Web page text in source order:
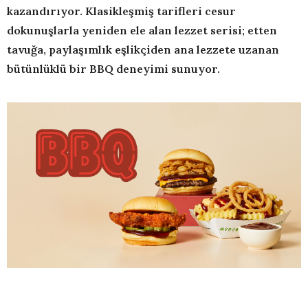
kazandırıyor. Klasikleşmiş tarifleri cesur
dokunuşlarla yeniden ele alan lezzet serisi; etten
tavuğa, paylaşımlık eşlikçiden ana lezzete uzanan
bütünlüklü bir BBQ deneyimi sunuyor.